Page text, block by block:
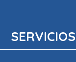
SERVICIOS